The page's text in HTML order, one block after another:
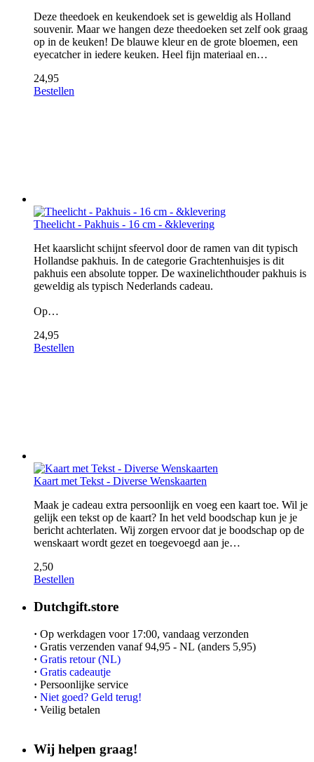
Deze theedoek en keukendoek set is geweldig als Holland
souvenir. Maar we hangen deze theedoeken set zelf ook graag
op in de keuken! De blauwe kleur en de grote bloemen, een
eyecatcher in iedere keuken. Heel fijn materiaal en…
24,95
Bestellen
Theelicht - Pakhuis - 16 cm - &klevering
Het kaarslicht schijnt sfeervol door de ramen van dit typisch
Hollandse pakhuis. In de categorie Grachtenhuisjes is dit
pakhuis een absolute topper. De waxinelichthouder pakhuis is
geweldig als typisch Nederlands cadeau.
Op…
24,95
Bestellen
Kaart met Tekst - Diverse Wenskaarten
Maak je cadeau extra persoonlijk en voeg een kaart toe. Wil je
gelijk een tekst op de kaart? In het veld boodschap kun je je
bericht achterlaten. Wij zorgen ervoor dat je boodschap op de
wenskaart wordt gezet en toegevoegd aan je…
2,50
Bestellen
Dutchgift.store
· Op werkdagen voor 17:00, vandaag verzonden
· Gratis verzenden vanaf 94,95 - NL (anders 5,95)
· Gratis retour (NL)
· Gratis cadeautje
· Persoonlijke service
· Niet goed? Geld terug!
· Veilig betalen
Wij helpen graag!